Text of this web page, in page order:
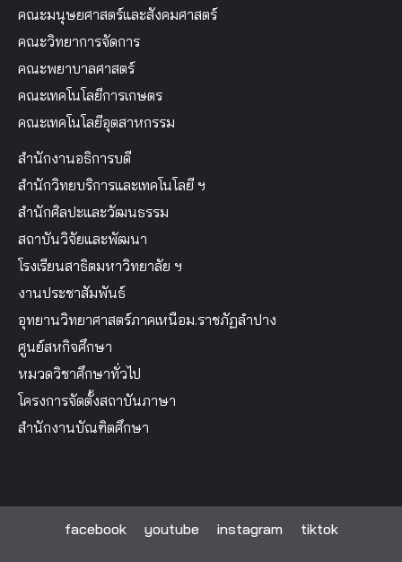
คณะมนุษยศาสตร์และสังคมศาสตร์
คณะวิทยาการจัดการ
คณะพยาบาลศาสตร์
คณะเทคโนโลยีการเกษตร
คณะเทคโนโลยีอุตสาหกรรม
สำนักงานอธิการบดี
สำนักวิทยบริการและเทคโนโลยี ฯ
สำนักศิลปะและวัฒนธรรม
สถาบันวิจัยและพัฒนา
โรงเรียนสาธิตมหาวิทยาลัย ฯ
งานประชาสัมพันธ์
อุทยานวิทยาศาสตร์ภาคเหนือม.ราชภัฏลำปาง
ศูนย์สหกิจศึกษา
หมวดวิชาศึกษาทั่วไป
โครงการจัดตั้งสถาบันภาษา
สำนักงานบัณฑิตศึกษา
facebook youtube instagram tiktok